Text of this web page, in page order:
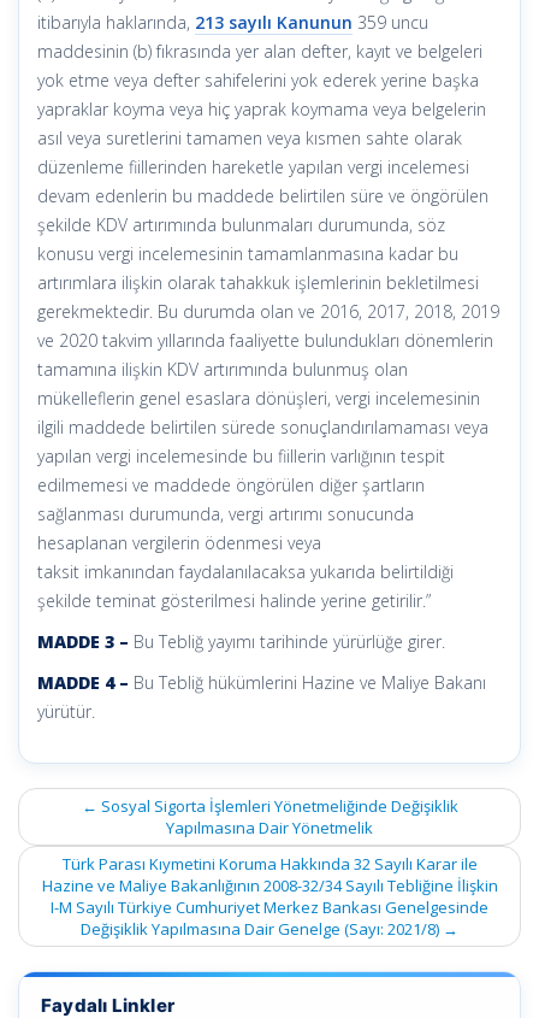
itibarıyla haklarında, 213 sayılı Kanunun 359 uncu
maddesinin (b) fıkrasında yer alan defter, kayıt ve belgeleri
yok etme veya defter sahifelerini yok ederek yerine başka
yapraklar koyma veya hiç yaprak koymama veya belgelerin
asıl veya suretlerini tamamen veya kısmen sahte olarak
düzenleme fiillerinden hareketle yapılan vergi incelemesi
devam edenlerin bu maddede belirtilen süre ve öngörülen
şekilde KDV artırımında bulunmaları durumunda, söz
konusu vergi incelemesinin tamamlanmasına kadar bu
artırımlara ilişkin olarak tahakkuk işlemlerinin bekletilmesi
gerekmektedir. Bu durumda olan ve 2016, 2017, 2018, 2019
ve 2020 takvim yıllarında faaliyette bulundukları dönemlerin
tamamına ilişkin KDV artırımında bulunmuş olan
mükelleflerin genel esaslara dönüşleri, vergi incelemesinin
ilgili maddede belirtilen sürede sonuçlandırılamaması veya
yapılan vergi incelemesinde bu fiillerin varlığının tespit
edilmemesi ve maddede öngörülen diğer şartların
sağlanması durumunda, vergi artırımı sonucunda
hesaplanan vergilerin ödenmesi veya
taksit imkanından faydalanılacaksa yukarıda belirtildiği
şekilde teminat gösterilmesi halinde yerine getirilir.”
MADDE 3 – Bu Tebliğ yayımı tarihinde yürürlüğe girer.
MADDE 4 – Bu Tebliğ hükümlerini Hazine ve Maliye Bakanı
yürütür.
Post
navigation
← Sosyal Sigorta İşlemleri Yönetmeliğinde Değişiklik
Yapılmasına Dair Yönetmelik
Türk Parası Kıymetini Koruma Hakkında 32 Sayılı Karar ile
Hazine ve Maliye Bakanlığının 2008-32/34 Sayılı Tebliğine İlişkin
I-M Sayılı Türkiye Cumhuriyet Merkez Bankası Genelgesinde
Değişiklik Yapılmasına Dair Genelge (Sayı: 2021/8) →
Faydalı Linkler